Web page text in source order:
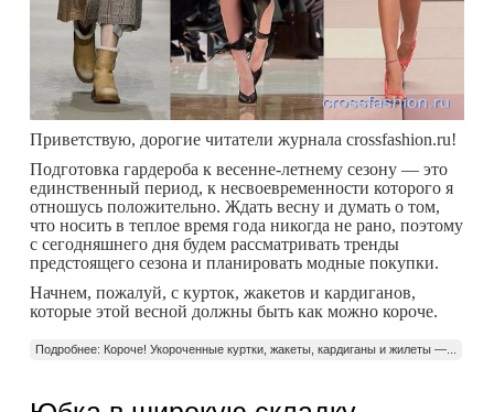
Приветствую, дорогие читатели журнала crossfashion.ru!
Подготовка гардероба к весенне-летнему сезону — это
единственный период, к несвоевременности которого я
отношусь положительно. Ждать весну и думать о том,
что носить в теплое время года никогда не рано, поэтому
с сегодняшнего дня будем рассматривать тренды
предстоящего сезона и планировать модные покупки.
Начнем, пожалуй, с курток, жакетов и кардиганов,
которые этой весной должны быть как можно короче.
Подробнее: Короче! Укороченные куртки, жакеты, кардиганы и жилеты —...